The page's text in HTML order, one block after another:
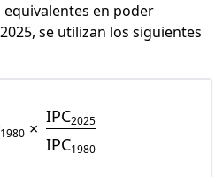
en poder
se utilizan los siguientes
1980 ×
IPC2025
IPC1980